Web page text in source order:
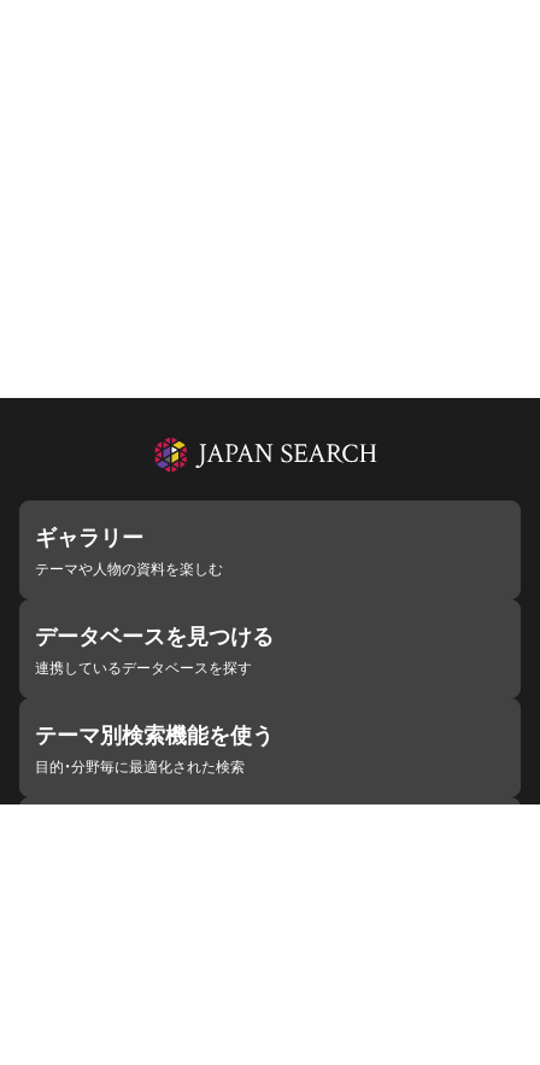
ギャラリー
テーマや人物の資料を楽しむ
データベースを見つける
連携しているデータベースを探す
テーマ別検索機能を使う
目的・分野毎に最適化された検索